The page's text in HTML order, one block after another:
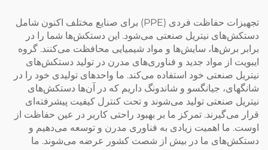
تجهیزات حفاظت فردی (PPE) برای صنایع مختلف اکنون شامل
دستکش‌های نیتریل صنعتی می‌شود. این دستکش‌ها شما را در
برابر برش‌ها، سایش‌ها و مواد شیمیایی محافظت می‌کنند. گروه
ایبویت از مواد جدید و فناوری‌های مدرن در تولید دستکش‌های
نیتریل صنعتی خود استفاده می‌کند. ما واحدهای تولیدی خود را در
شانگهای، جیانگسو و شاندونگ داریم که در آن‌ها دستکش‌های
نیتریل صنعتی تولید می‌شوند و تحت کنترل کیفیت پیشرفته‌ای
قرار می‌گیرند. تمرکز ما بر بهبود راحتی کاربر در عین حفاظت از
اوست. ما اهمیت زیادی به فناوری مدرن و توسعه می‌دهیم و
دستکش‌های ما در بیش از شصت کشور عرضه می‌شوند. ما